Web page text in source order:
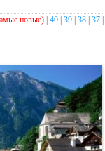
новые) 40 39 38 37